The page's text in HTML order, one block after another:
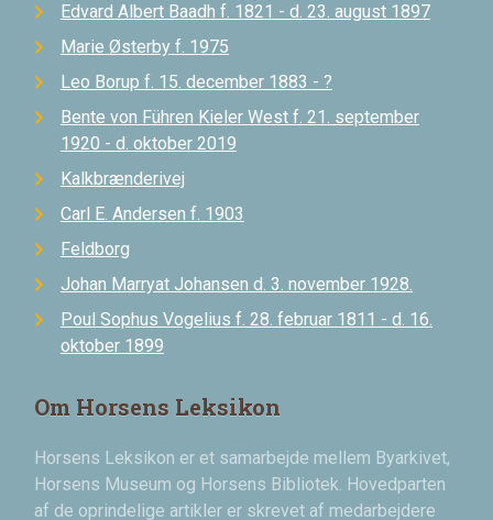
Edvard Albert Baadh f. 1821 - d. 23. august 1897
Marie Østerby f. 1975
Leo Borup f. 15. december 1883 - ?
Bente von Führen Kieler West f. 21. september
1920 - d. oktober 2019
Kalkbrænderivej
Carl E. Andersen f. 1903
Feldborg
Johan Marryat Johansen d. 3. november 1928.
Poul Sophus Vogelius f. 28. februar 1811 - d. 16.
oktober 1899
Om Horsens Leksikon
Horsens Leksikon er et samarbejde mellem Byarkivet,
Horsens Museum og Horsens Bibliotek. Hovedparten
af de oprindelige artikler er skrevet af medarbejdere